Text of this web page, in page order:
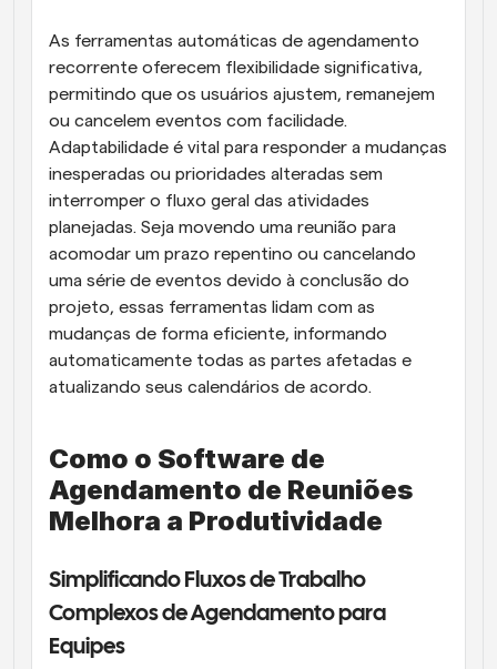
As ferramentas automáticas de agendamento
recorrente oferecem flexibilidade significativa,
permitindo que os usuários ajustem, remanejem
ou cancelem eventos com facilidade.
Adaptabilidade é vital para responder a mudanças
inesperadas ou prioridades alteradas sem
interromper o fluxo geral das atividades
planejadas. Seja movendo uma reunião para
acomodar um prazo repentino ou cancelando
uma série de eventos devido à conclusão do
projeto, essas ferramentas lidam com as
mudanças de forma eficiente, informando
automaticamente todas as partes afetadas e
atualizando seus calendários de acordo.
Como o Software de
Agendamento de Reuniões
Melhora a Produtividade
Simplificando Fluxos de Trabalho
Complexos de Agendamento para
Equipes